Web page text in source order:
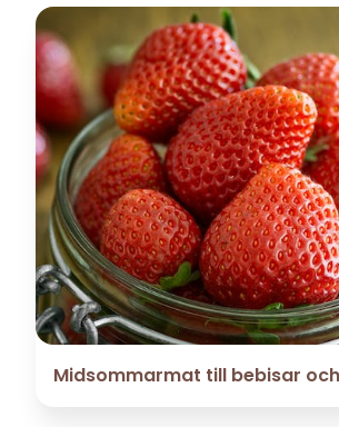
Midsommarmat till bebisar